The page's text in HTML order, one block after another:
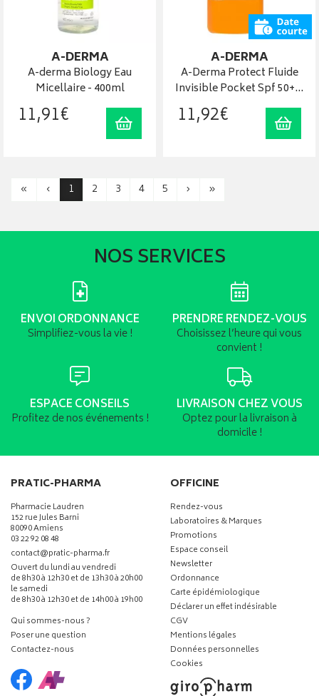
A-DERMA
A-derma Biology Eau
Micellaire - 400ml
11,91€ Ajouter au panier
A-DERMA
A-Derma Protect Fluide
Invisible Pocket Spf 50+…
11,92€
« ‹ 1 2 3 4 5 › »
NOS SERVICES
ENVOI ORDONNANCE
Simplifiez-vous la vie !
PRENDRE RENDEZ-VOUS
Choisissez l’heure qui vous
convient !
ESPACE CONSEILS
Profitez de nos événements !
LIVRAISON CHEZ VOUS
Optez pour la livraison à
domicile !
PRATIC-PHARMA
Pharmacie Laudren
152 rue Jules Barni
80090 Amiens
03 22 92 08 48
contact-
@-
pratic-pharma.fr
Ouvert du lundi au vendredi
de 8h30 à 12h30 et de 13h30 à 20h00
le samedi
de 8h30 à 12h30 et de 14h00 à 19h00
Qui sommes-nous ?
Poser une question
Contactez-nous
OFFICINE
Rendez-vous
Laboratoires & Marques
Promotions
Espace conseil
Newsletter
Ordonnance
Carte épidémiologique
Déclarer un effet indésirable
CGV
Mentions légales
Données personnelles
Cookies